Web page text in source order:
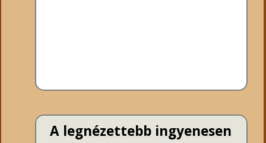
A legnézettebb ingyenesen